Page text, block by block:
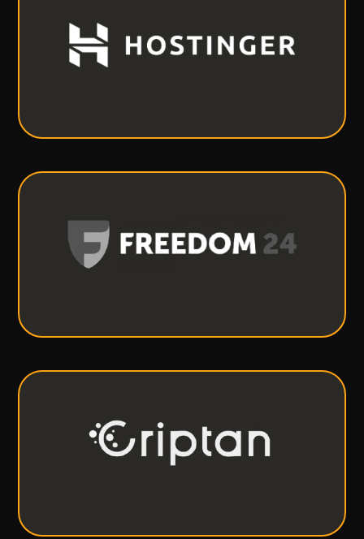
Todo lo que necesitas para crear una página web.
Freedom24 te ofrecen todo lo que necesitas para
invertir con éxito.
Compañía de tecnología financiera que te ayuda
a generar ingresos pasivos desde el minuto uno.